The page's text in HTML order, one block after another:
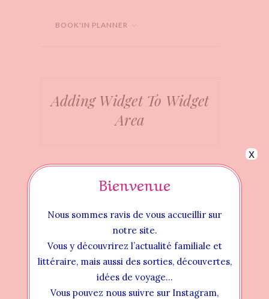
BOOK'IN PLANNER
Adding Widget To Widget
Area
Bienvenue
Nous sommes ravis de vous accueillir sur
notre site.
Vous y découvrirez l’actualité familiale et
littéraire, mais aussi des sorties, découvertes,
idées de voyage…
Vous pouvez nous suivre sur Instagram,
x